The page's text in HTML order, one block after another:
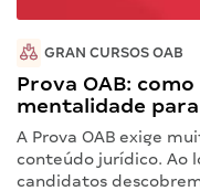
GRAN CURSOS OAB
Prova OAB:
mentalidade
A Prova OAB exige
conteúdo jurídico. Ao
candidatos